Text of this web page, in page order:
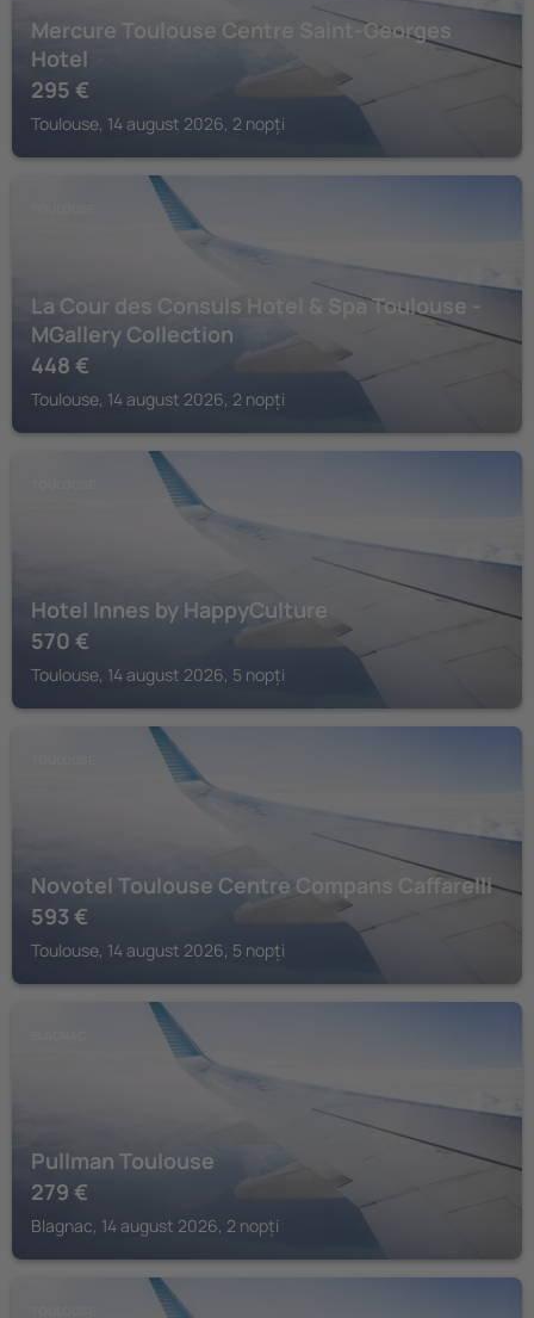
Mercure Toulouse Centre Saint-Georges
Hotel
295 €
Toulouse, 14 august 2026, 2 nopți
La Cour des Consuls Hotel & Spa Toulouse -
MGallery Collection
448 €
Toulouse, 14 august 2026, 2 nopți
Hotel Innes by HappyCulture
570 €
Toulouse, 14 august 2026, 5 nopți
Novotel Toulouse Centre Compans Caffarelli
593 €
Toulouse, 14 august 2026, 5 nopți
Pullman Toulouse
279 €
Blagnac, 14 august 2026, 2 nopți